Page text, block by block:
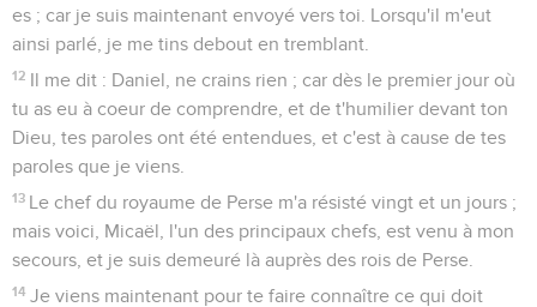
es ; car je suis maintenant envoyé vers toi. Lorsqu'il m'eut
ainsi parlé, je me tins debout en tremblant.
12 Il me dit : Daniel, ne crains rien ; car dès le premier jour où
tu as eu à coeur de comprendre, et de t'humilier devant ton
Dieu, tes paroles ont été entendues, et c'est à cause de tes
paroles que je viens.
13 Le chef du royaume de Perse m'a résisté vingt et un jours ;
mais voici, Micaël, l'un des principaux chefs, est venu à mon
secours, et je suis demeuré là auprès des rois de Perse.
14 Je viens maintenant pour te faire connaître ce qui doit